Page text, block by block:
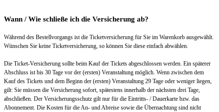
Wann / Wie schließe ich die Versicherung ab?
Während des Bestellvorgangs ist die Ticketversicherung für Sie im Warenkorb ausgewählt.
Wünschen Sie keine Ticketversicherung, so können Sie diese einfach abwählen.
Die Ticket-Versicherung sollte beim Kauf der Tickets abgeschlossen werden. Ein späterer
Abschluss ist bis 30 Tage vor der (ersten) Veranstaltung möglich. Wenn zwischen dem
Kauf des Tickets und dem Beginn der (ersten) Veranstaltung 29 Tage oder weniger liegen,
gilt: Sie müssen die Versicherung sofort, spätestens innerhalb der nächsten drei Tage,
abschließen. Der Versicherungsschutz gilt nur für die Eintritts- / Dauerkarte bzw. das
Abonnement. Die Kosten für die An- und Abreise sowie die Übernachtung sind nicht